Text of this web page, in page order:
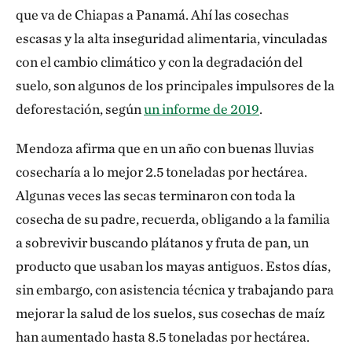
que va de Chiapas a Panamá. Ahí las cosechas
escasas y la alta inseguridad alimentaria, vinculadas
con el cambio climático y con la degradación del
suelo, son algunos de los principales impulsores de la
deforestación, segúnun informe de 2019.
Mendoza afirma que en un año con buenas lluvias
cosecharía a lo mejor 2.5 toneladas por hectárea.
Algunas veces las secas terminaron con toda la
cosecha de su padre, recuerda, obligando a la familia
a sobrevivir buscando plátanos y fruta de pan, un
producto que usaban los mayas antiguos. Estos días,
sin embargo, con asistencia técnica y trabajando para
mejorar la salud de los suelos, sus cosechas de maíz
han aumentado hasta 8.5 toneladas por hectárea.